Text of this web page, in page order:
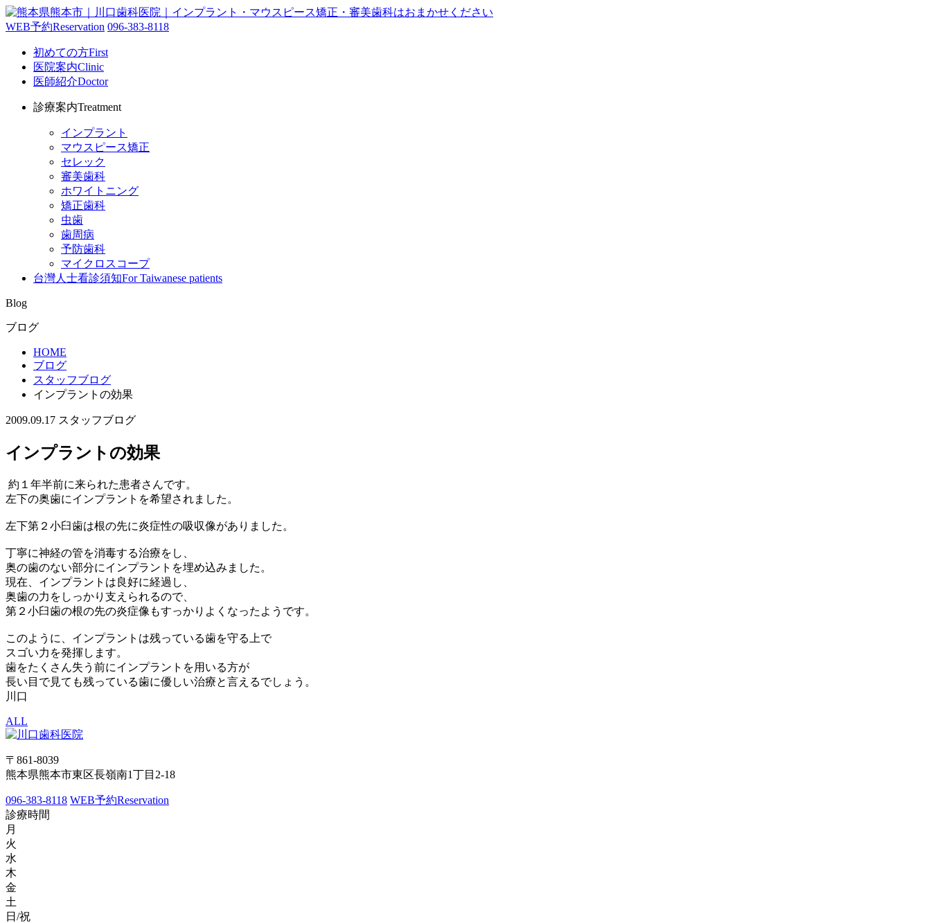
WEB予約Reservation 096-383-8118
初めての方First
医院案内Clinic
医師紹介Doctor
診療案内Treatment
インプラント
マウスピース矯正
セレック
審美歯科
ホワイトニング
矯正歯科
虫歯
歯周病
予防歯科
マイクロスコープ
台灣人士看診須知For Taiwanese patients
Blog
ブログ
HOME
ブログ
スタッフブログ
インプラントの効果
2009.09.17 スタッフブログ
インプラントの効果
約１年半前に来られた患者さんです。
左下の奥歯にインプラントを希望されました。
左下第２小臼歯は根の先に炎症性の吸収像がありました。
丁寧に神経の管を消毒する治療をし、
奥の歯のない部分にインプラントを埋め込みました。
現在、インプラントは良好に経過し、
奥歯の力をしっかり支えられるので、
第２小臼歯の根の先の炎症像もすっかりよくなったようです。
このように、インプラントは残っている歯を守る上で
スゴい力を発揮します。
歯をたくさん失う前にインプラントを用いる方が
長い目で見ても残っている歯に優しい治療と言えるでしょう。
川口
ALL
〒861-8039
熊本県熊本市東区長嶺南1丁目2-18
096-383-8118 WEB予約Reservation
診療時間
月
火
水
木
金
土
日/祝